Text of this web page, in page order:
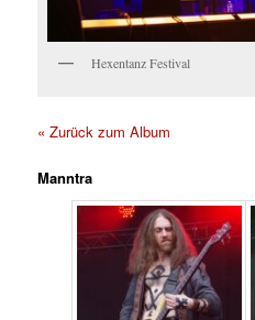
Hexentanz Festival
« Zurück zum Album
Manntra